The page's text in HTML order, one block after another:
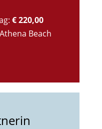
€ 220,00
Beach